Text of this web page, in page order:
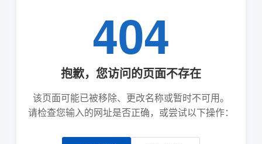
404
抱歉，您访问的页面不存在
该页面可能已被移除、更改名称或暂时不可用。
请检查您输入的网址是否正确，或尝试以下操作：